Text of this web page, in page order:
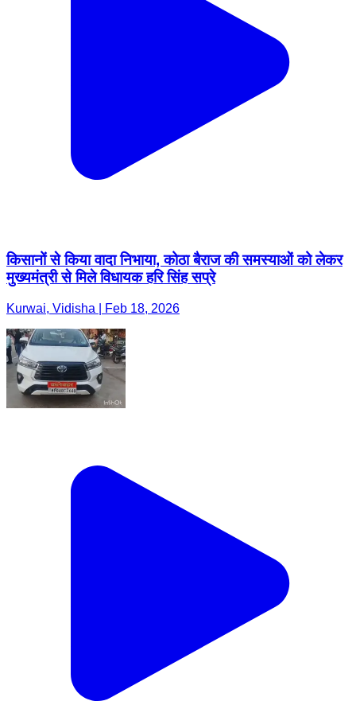
किसानों से किया वादा निभाया, कोठा बैराज की समस्याओं को लेकर
मुख्यमंत्री से मिले विधायक हरि सिंह सप्रे
Kurwai, Vidisha | Feb 18, 2026